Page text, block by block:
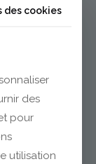
des cookies
des
pour
utilisation